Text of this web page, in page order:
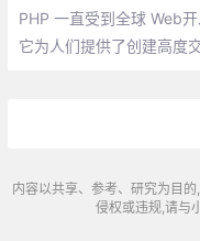
PHP 一直受到全球 Web开
它为人们提供了创建高度
我们来说明PHP是世界
内容以共享、参考、研究为目
侵权或违规,请与